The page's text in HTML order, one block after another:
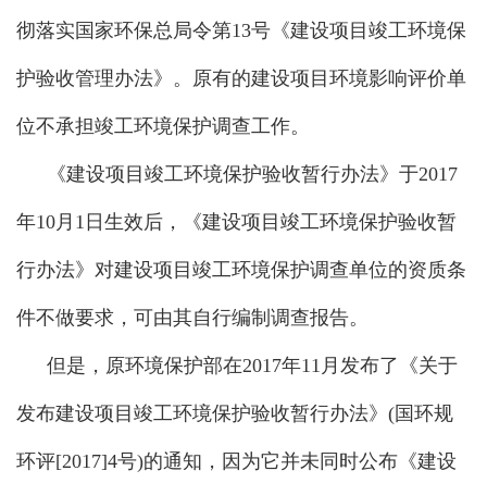
彻落实国家环保总局令第13号《建设项目竣工环境保
护验收管理办法》。原有的建设项目环境影响评价单
位不承担竣工环境保护调查工作。
《建设项目竣工环境保护验收暂行办法》于2017
年10月1日生效后，《建设项目竣工环境保护验收暂
行办法》对建设项目竣工环境保护调查单位的资质条
件不做要求，可由其自行编制调查报告。
但是，原环境保护部在2017年11月发布了《关于
发布建设项目竣工环境保护验收暂行办法》(国环规
环评[2017]4号)的通知，因为它并未同时公布《建设